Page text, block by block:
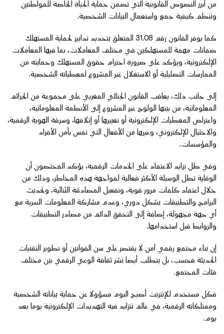
من أبرز النصوص القانونية التي تضمن حماية الحياة الخاصة للمواطنين
وتنظم كيفية جمع واستعمال البيانات الشخصية.
كما يوفر القانون رقم 31.08 المتعلق بتحديد تدابير لحماية المستهلك
ضمانات مهمة للمستهلكين في مختلف المعاملات، بما فيها المعاملات
الإلكترونية، ويؤكد على ضرورة احترام حقوق المستهلك وحمايته من
الممارسات التضليلية أو الاستغلال غير المشروع لمعطياته الشخصية.
إلى جانب ذلك، يعاقب القانون الجنائي المغربي على مجموعة من الجرائم
المعلوماتية، من بينها الولوج غير المشروع إلى الأنظمة المعلوماتية،
واعتراض المعطيات الإلكترونية أو تغييرها أو إتلافها، وسرقة الهوية الرقمية،
والاحتيال الإلكتروني، وغيرها من الأفعال التي تمس بأمن الأفراد
والمؤسسات.
وفي ظل تزايد الاعتماد على الخدمات الرقمية، يؤكد المختصون أن
الوقاية تظل الوسيلة الأكثر فعالية لمواجهة هذه المخاطر، وذلك من
خلال اعتماد كلمات مرور قوية، وتفعيل المصادقة الثنائية، وتحديث
البرامج والتطبيقات بشكل دوري، وعدم مشاركة المعلومات السرية مع
أي جهة مجهولة، إضافة إلى التحقق الدائم من مصادر التطبيقات
والروابط قبل استخدامها.
إن بناء مجتمع رقمي آمن لا يقتصر على سن القوانين أو تطوير التقنيات
الحديثة فحسب، بل يتطلب أيضا نشر ثقافة الوعي الرقمي بين مختلف
فئات المجتمع.
فكل مستخدم للإنترنت أصبح اليوم مسؤولا عن حماية بياناته الشخصية
وممتلكاته الرقمية، في عالم تتزايد فيه التهديدات الإلكترونية يوما بعد
يوم.